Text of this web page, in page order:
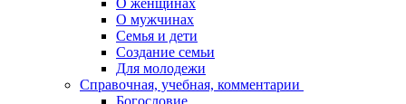
О женщинах
О мужчинах
Семья и дети
Создание семьи
Для молодежи
Справочная, учебная, комментарии